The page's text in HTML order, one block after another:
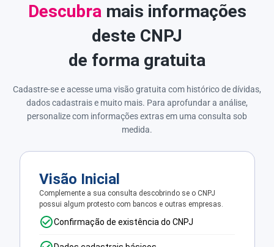
Descubra mais informações
deste CNPJ
de forma gratuita
Cadastre-se e acesse uma visão gratuita com histórico de dívidas,
dados cadastrais e muito mais. Para aprofundar a análise,
personalize com informações extras em uma consulta sob
medida.
Visão Inicial
Complemente a sua consulta descobrindo se o CNPJ
possui algum protesto com bancos e outras empresas.
Confirmação de existência do CNPJ